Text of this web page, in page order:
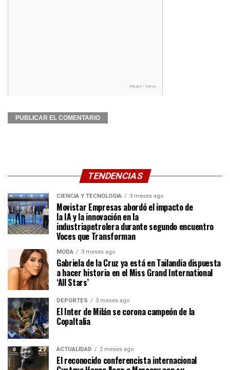
TENDENCIAS
CIENCIA Y TECNOLOGÍA 3 meses ago
Movistar Empresas abordó el impacto de
la IA y la innovación en la
industriapetrolera durante segundo encuentro
Voces que Transforman
MODA 3 meses ago
Gabriela de la Cruz ya está en Tailandia dispuesta
a hacer historia en el Miss Grand International
‘All Stars’
DEPORTES 3 meses ago
El Inter de Milán se corona campeón de la
CopaItalia
ACTUALIDAD 2 meses ago
El reconocido conferencista internacional